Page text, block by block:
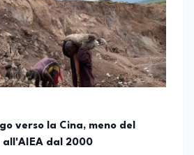
verso la Cina, meno del
all'AIEA dal 2000